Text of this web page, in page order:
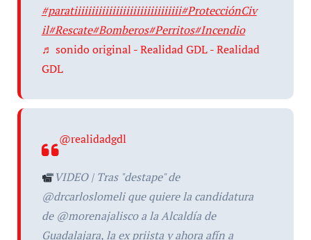
#paratiiiiiiiiiiiiiiiiiiiiiiiiiiiiiii#ProtecciónCiv
il#Rescate#Bomberos#Perritos#Incendio
♬ sonido original - Realidad GDL - Realidad
GDL
@realidadgdl
VIDEO | Tras "destape" de
@drcarloslomeli que quiere la candidatura
de @morenajalisco a la Alcaldía de
Guadalajara, la ex priista y ahora afín a